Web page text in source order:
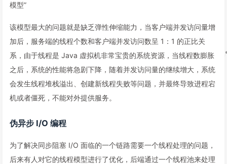
模型”
该模型最大的问题就是缺乏弹性伸缩能力，当客户端并发访问量增
加后，服务端的线程个数和客户端并发访问数呈 1：1 的正比关
系，由于线程是 Java 虚拟机非常宝贵的系统资源，当线程数膨胀
之后，系统的性能将急剧下降，随着并发访问量的继续增大，系统
会发生线程堆栈溢出、创建新线程失败等问题，并最终导致进程宕
机或者僵死，不能对外提供服务。
伪异步 I/O 编程
为了解决同步阻塞 I/O 面临的一个链路需要一个线程处理的问题，
后来有人对它的线程模型进行了优化，后端通过一个线程池来处理